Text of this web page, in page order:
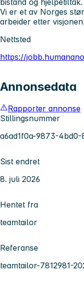
bistand og hjelpetiltak.
Vi er et av Norges
arbeider etter
Nettsted
https://
Annonsedata
Rapporter annonse
Stillingsnummer
a6ad1f0a-9873-
Sist endret
8. juli 2026
Hentet fra
teamtailor
Referanse
teamtailor-7812981-